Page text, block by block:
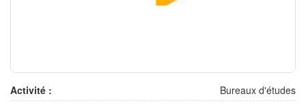
Activité :
Bureaux d'études